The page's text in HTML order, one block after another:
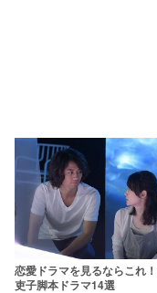
恋愛ドラマを見るならこれ
吏子脚本ドラマ14選